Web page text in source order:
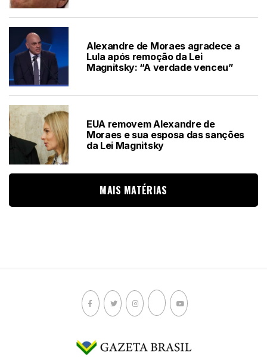
Alexandre de Moraes agradece a
Lula após remoção da Lei
Magnitsky: “A verdade venceu”
EUA removem Alexandre de
Moraes e sua esposa das sanções
da Lei Magnitsky
MAIS MATÉRIAS